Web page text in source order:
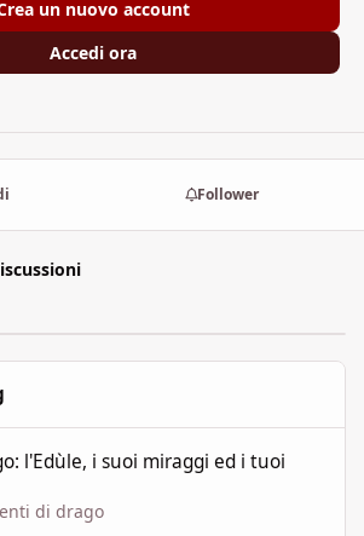
un nuovo account
Accedi ora
Follower
l'Edùle, i suoi miraggi ed i tuoi
di drago